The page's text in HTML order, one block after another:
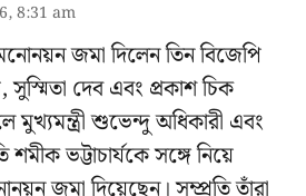
8:31 am
জমা দিলেন তিন বিজেপি
সুস্মিতা দেব এবং প্রকাশ চিক
মুখ্যমন্ত্রী শুভেন্দু অধিকারী এবং
ভট্টাচার্যকে সঙ্গে নিয়ে